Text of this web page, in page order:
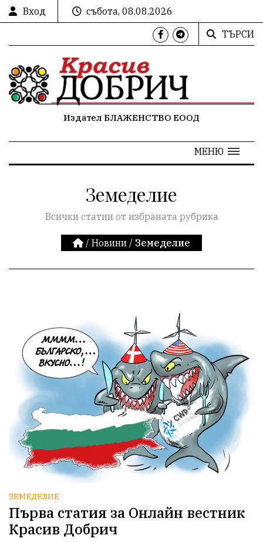
Вход
събота, 08.08.2026
ТЪРСИ
Издател БЛАЖЕНСТВО ЕООД
МЕНЮ
Земеделие
Всички статии от избраната рубрика
/ Новини / Земеделие
ЗЕМЕДЕЛИЕ
Първа статия за Онлайн вестник
Красив Добрич